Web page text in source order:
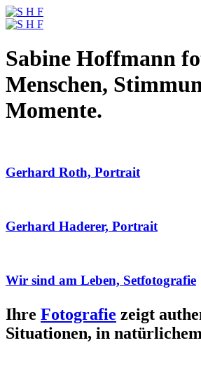
Sabine Hoffmann
Menschen,
Momente.
Gerhard Roth, Portrait
Gerhard Haderer, Portrait
Wir sind am Leben, Setfotografie
Ihre Fotografie zeigt
Situationen, in